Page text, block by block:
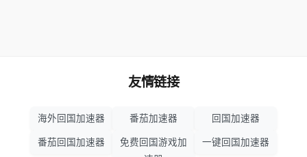
友情链接
海外回国加速器 番茄加速器 回国加速器
番茄回国加速器
免费回国游戏加
一键回国加速器